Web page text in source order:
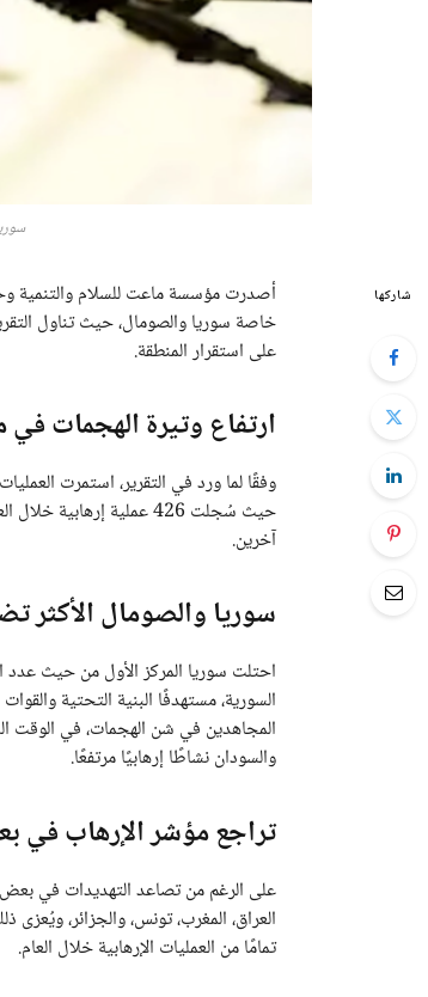
سوريا
شاركها
خاصة سوريا والصومال، حيث تناول
على استقرار المنطقة.
ارتفاع وتيرة الهجمات
وفقًا لما ورد في التقرير، استمرت
آخرين.
سوريا والصومال الأكثر
المجاهدين في شن الهجمات، في الوقت
والسودان نشاطًا إرهابيًا مرتفعًا.
تراجع مؤشر الإرهاب في
على الرغم من تصاعد التهديدات في
تمامًا من العمليات الإرهابية خلال العام.